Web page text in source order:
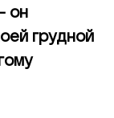
он
грудной